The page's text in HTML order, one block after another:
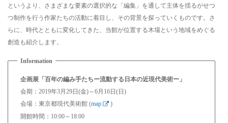
というより、さまざまな要素の選択的な「編集」を通して主体を揺るがせつ
つ制作を行う作家たちの活動に着目し、その背景を探っていくものです。さ
らに、時代とともに変化してきた、当館が位置する木場という地域をめぐる
創造も紹介します。
企画展「百年の編み手たちー流動する日本の近現代美術ー」
会期：2019年3月29日(金)～6月16日(日)
会場：東京都現代美術館 (map
)
開館時間：10:00～18:00